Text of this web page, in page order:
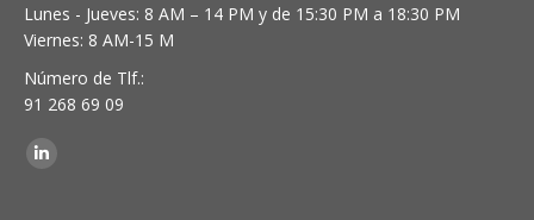
Lunes - Jueves: 8 AM – 14 PM y de 15:30 PM a 18:30 PM
Viernes: 8 AM-15 M
Número de Tlf.:
91 268 69 09
Encuéntranos en:
Linkedin